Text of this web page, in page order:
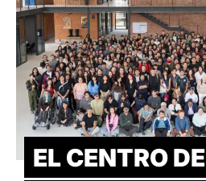
EL CENTRO DE